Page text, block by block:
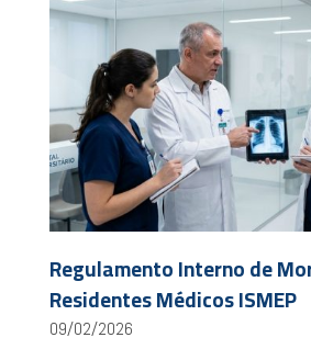
Regulamento Interno de
Residentes Médicos ISMEP
09/02/2026